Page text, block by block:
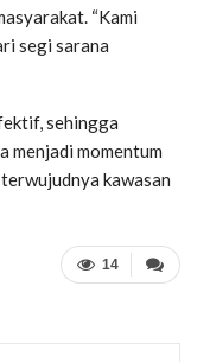
“Kami
segi sarana
sehingga
menjadi momentum
kawasan
14